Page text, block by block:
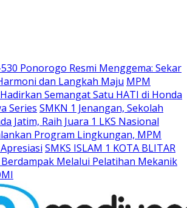
Ponorogo Resmi Menggema: Sekar
dan Langkah Maju MPM
Semangat Satu HATI di Honda
Series SMKN 1 Jenangan, Sekolah
Jatim, Raih Juara 1 LKS Nasional
Program Lingkungan, MPM
SMKS ISLAM 1 KOTA BLITAR
Melalui Pelatihan Mekanik